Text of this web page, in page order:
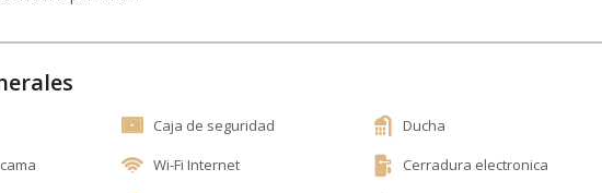
Caja de seguridad
Ducha
Wi-Fi Internet
Cerradura electronica